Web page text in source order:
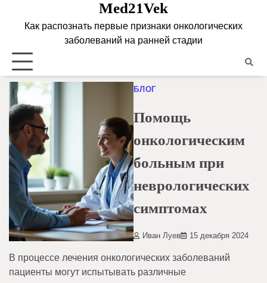
Med21Vek
Как распознать первые признаки онкологических
заболеваний на ранней стадии
БЛОГ
Помощь
онкологическим
больным при
неврологических
симптомах
Иван Луев 15 декабря 2024
В процессе лечения онкологических заболеваний
пациенты могут испытывать различные